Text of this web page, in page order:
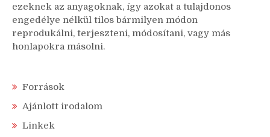
ezeknek az anyagoknak, így azokat a tulajdonos
engedélye nélkül tilos bármilyen módon
reprodukálni, terjeszteni, módosítani, vagy más
honlapokra másolni.
Források
Ajánlott irodalom
Linkek